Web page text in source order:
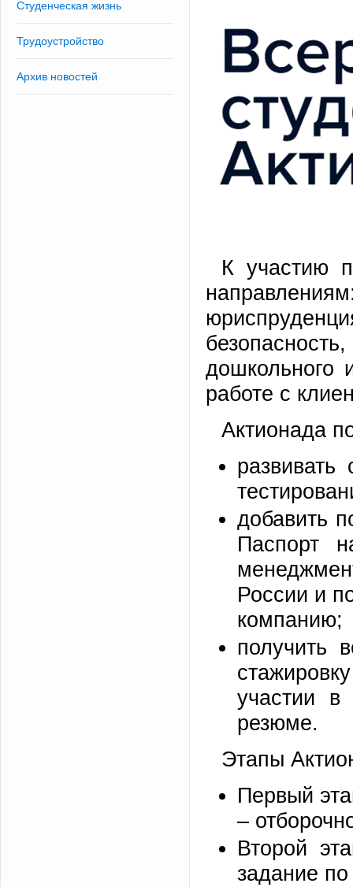
Студенческая жизнь
Трудоустройство
Архив новостей
К участию
дошкольного
работе с
Актионада
добавить
Паспорт
России и
компанию;
получить
участии в
резюме.
Этапы
Первый
–
Второй
задание